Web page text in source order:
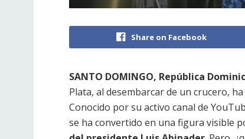
Share on Facebook
SANTO DOMINGO, República
Plata, al desembarcar de un crucero,
Conocido por su activo canal de
se ha convertido en una figura visible